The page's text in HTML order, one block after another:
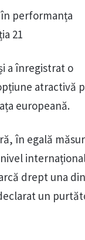
performanța
21
a înregistrat o
atractivă
europeană.
în egală
drept una
un